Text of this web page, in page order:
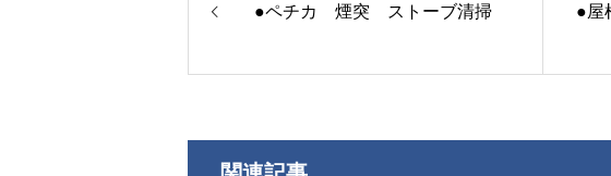
●ペチカ 煙突 ストーブ清掃 ●屋